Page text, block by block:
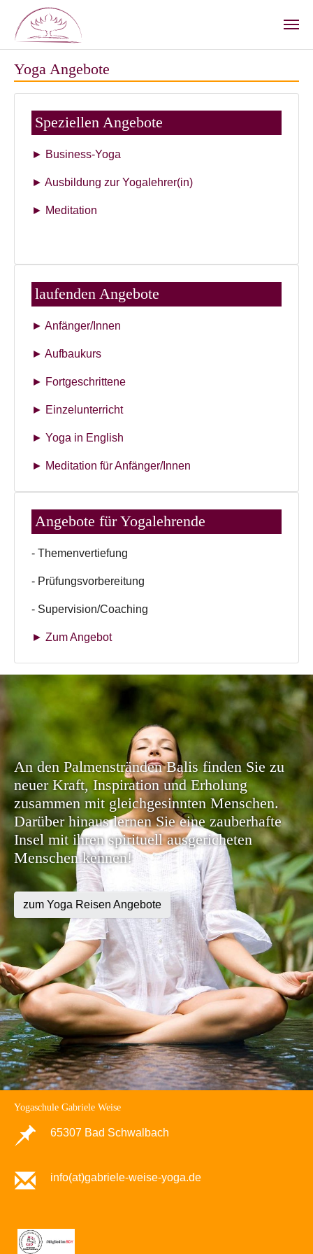
Yoga Angebote
Speziellen Angebote
► Business-Yoga
► Ausbildung zur Yogalehrer(in)
► Meditation
laufenden Angebote
► Anfänger/Innen
► Aufbaukurs
► Fortgeschrittene
► Einzelunterricht
► Yoga in English
► Meditation für Anfänger/Innen
Angebote für Yogalehrende
- Themenvertiefung
- Prüfungsvorbereitung
- Supervision/Coaching
► Zum Angebot
An den Palmenstränden Balis finden Sie zu
neuer Kraft, Inspiration und Erholung
zusammen mit gleichgesinnten Menschen.
Darüber hinaus lernen Sie eine zauberhafte
Insel mit ihren spirituell ausgericheten
Menschen kennen!
zum Yoga Reisen Angebote
Yogaschule Gabriele Weise
65307 Bad Schwalbach
info(at)gabriele-weise-yoga.de